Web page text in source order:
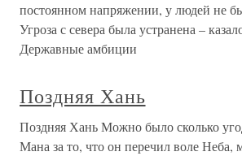
постоянном напряжении, у людей не
Угроза с севера была устранена –
Державные амбиции
Поздняя Хань
Поздняя Хань Можно было сколько
Мана за то, что он перечил воле